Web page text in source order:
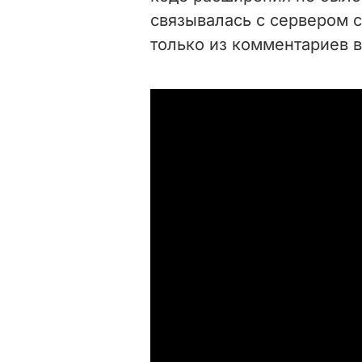
связывалась с сервером
только из комментариев